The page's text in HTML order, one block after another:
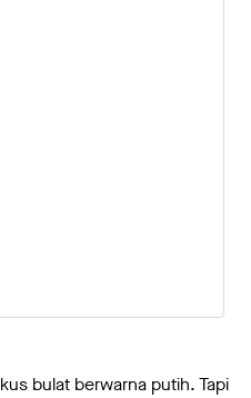
bulat berwarna putih. Tapi